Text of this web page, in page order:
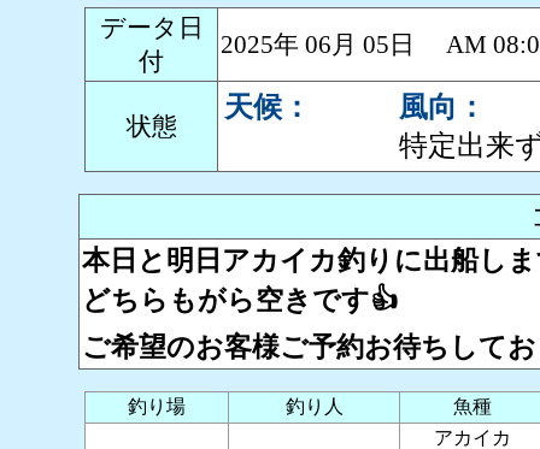
データ日
付
2025年 06月 05日 AM
状態
天候：
風向：
特定出来
本日と明日アカイカ釣りに出船し
どちらもがら空きです👍
ご希望のお客様ご予約お待ちしてお
釣り場 釣り人
魚種
アカイカ